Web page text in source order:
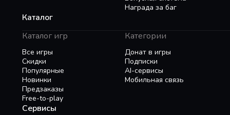
Награда за баг
Каталог
Каталог игр
Все игры
Скидки
Популярные
Новинки
Предзаказы
Free-to-play
Категории
Донат в игры
Подписки
AI-сервисы
Мобильная связь
Сервисы